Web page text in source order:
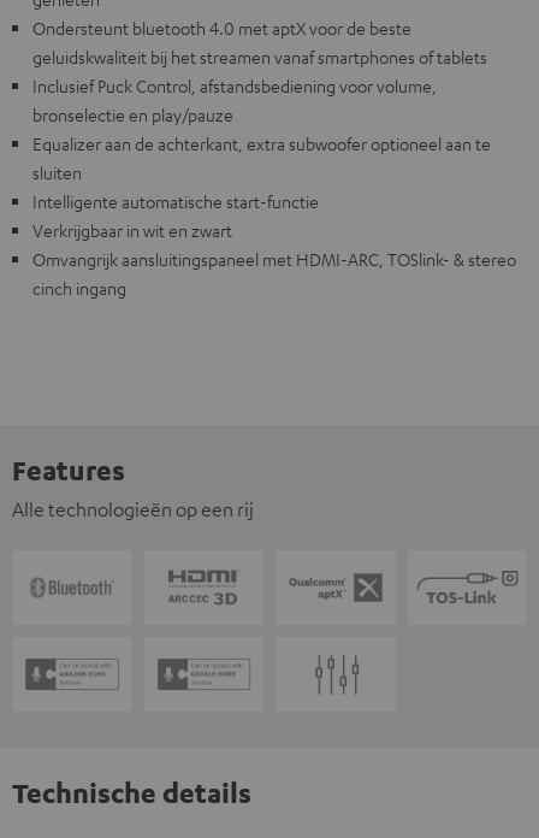
Ondersteunt bluetooth 4.0 met aptX voor de beste
geluidskwaliteit bij het streamen vanaf smartphones of tablets
Inclusief Puck Control, afstandsbediening voor volume,
bronselectie en play/pauze
Equalizer aan de achterkant, extra subwoofer optioneel aan te
sluiten
Intelligente automatische start-functie
Verkrijgbaar in wit en zwart
Omvangrijk aansluitingspaneel met HDMI-ARC, TOSlink- & stereo
cinch ingang
Features
Alle technologieën op een rij
Technische details